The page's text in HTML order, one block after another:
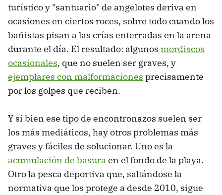
turístico y "santuario" de angelotes deriva en
ocasiones en ciertos roces, sobre todo cuando los
bañistas pisan a las crías enterradas en la arena
durante el día. El resultado: algunos mordiscos
ocasionales, que no suelen ser graves, y
ejemplares con malformaciones precisamente
por los golpes que reciben.
Y si bien ese tipo de encontronazos suelen ser
los más mediáticos, hay otros problemas más
graves y fáciles de solucionar. Uno es la
acumulación de basura en el fondo de la playa.
Otro la pesca deportiva que, saltándose la
normativa que los protege a desde 2010, sigue